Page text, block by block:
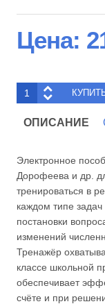
Цена:
ОПИСАНИЕ
Электронное
Дорофеева и др.
тренироваться в
каждом типе
постановки
изменений
Тренажёр
классе школьной
обеспечивает
счёте и при